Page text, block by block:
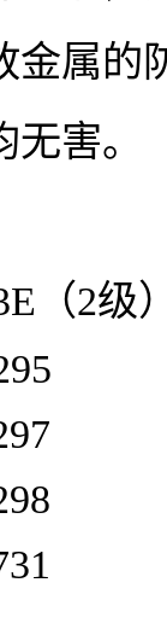
金属的
害。
（2级